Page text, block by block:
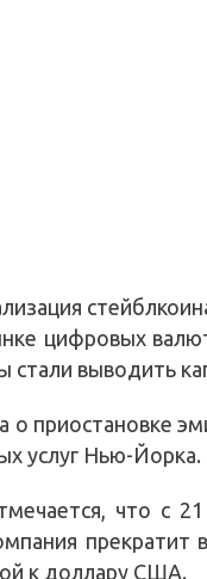
цифровых
стали выводить
приостановке
услуг Нью-Йорка.
что с
прекратит
к доллару США.